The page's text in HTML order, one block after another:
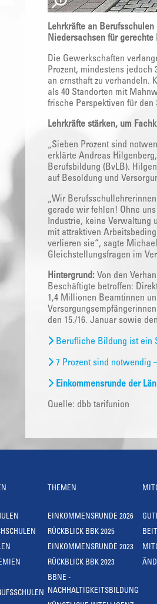
Lehrkräfte an
Niedersachsen für
Die Gewerkschaften
Prozent, mindestens jedoch
an ernsthaft zu verhandeln.
als 40 Standorten mit
frische Perspektiven für
Lehrkräfte stärken, um
„Sieben Prozent sind
erklärte Andreas
Berufsbildung (BvLB).
auf Besoldung und
„Wir
gerade wir fehlen! Ohne
Industrie, keine
mit attraktiven
verlieren sie“, sagte
Gleichstellungsfragen im
Hintergrund: Von den
Beschäftigte betroffen:
1,4 Millionen Beamtinnen
den 15./16. Januar sowie
Berufliche Bildung ist ein
7 Prozent sind notwendig
Einkommensrunde der
Quelle: dbb tarifunion
THEMEN
EINKOMMENSRUNDE 2026
RÜCKBLICK BBK 2025
EINKOMMENSRUNDE 2023
RÜCKBLICK BBK 2023
BBNE -
NACHHALTIGKEITSBILDUNG